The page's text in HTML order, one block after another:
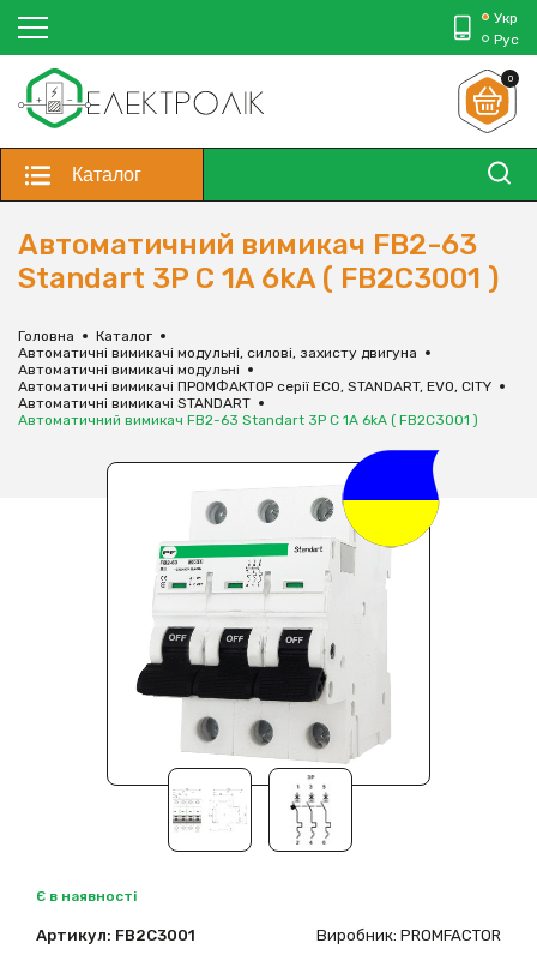
Укр
Рус
0
Каталог
Автоматичний вимикач FB2-63
Standart 3P C 1A 6kA ( FB2C3001 )
Головна
Каталог
Автоматичні вимикачі модульні, силові, захисту двигуна
Автоматичні вимикачі модульні
Автоматичні вимикачі ПРОМФАКТОР серії ECO, STANDART, EVO, CITY
Автоматичні вимикачі STANDART
Автоматичний вимикач FB2-63 Standart 3P C 1A 6kA ( FB2C3001 )
Є в наявності
Артикул: FB2C3001 Виробник: PROMFACTOR